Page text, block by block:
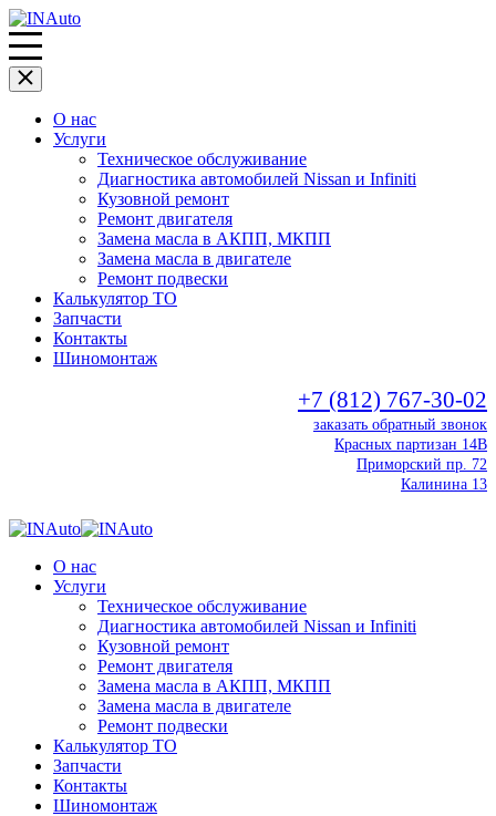
О нас
Услуги
Техническое обслуживание
Диагностика автомобилей Nissan и Infiniti
Кузовной ремонт
Ремонт двигателя
Замена масла в АКПП, МКПП
Замена масла в двигателе
Ремонт подвески
Калькулятор ТО
Запчасти
Контакты
Шиномонтаж
+7 (812) 767-30-02
заказать обратный звонок
Красных партизан 14В
Приморский пр. 72
Калинина 13
О нас
Услуги
Техническое обслуживание
Диагностика автомобилей Nissan и Infiniti
Кузовной ремонт
Ремонт двигателя
Замена масла в АКПП, МКПП
Замена масла в двигателе
Ремонт подвески
Калькулятор ТО
Запчасти
Контакты
Шиномонтаж